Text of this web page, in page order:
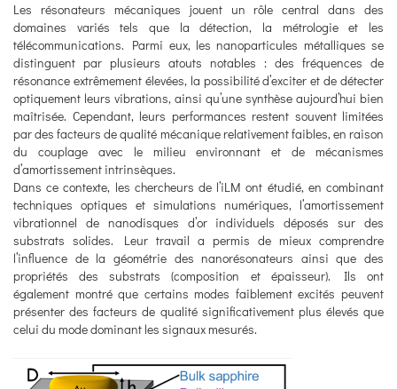
Les résonateurs mécaniques jouent un rôle central dans des
domaines variés tels que la détection, la métrologie et les
télécommunications. Parmi eux, les nanoparticules métalliques se
distinguent par plusieurs atouts notables : des fréquences de
résonance extrêmement élevées, la possibilité d’exciter et de détecter
optiquement leurs vibrations, ainsi qu’une synthèse aujourd’hui bien
maîtrisée. Cependant, leurs performances restent souvent limitées
par des facteurs de qualité mécanique relativement faibles, en raison
du couplage avec le milieu environnant et de mécanismes
d’amortissement intrinsèques.
Dans ce contexte, les chercheurs de l’iLM ont étudié, en combinant
techniques optiques et simulations numériques, l’amortissement
vibrationnel de nanodisques d’or individuels déposés sur des
substrats solides. Leur travail a permis de mieux comprendre
l’influence de la géométrie des nanorésonateurs ainsi que des
propriétés des substrats (composition et épaisseur). Ils ont
également montré que certains modes faiblement excités peuvent
présenter des facteurs de qualité significativement plus élevés que
celui du mode dominant les signaux mesurés.